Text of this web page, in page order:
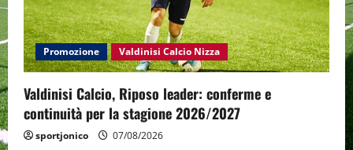
Promozione Valdinisi Calcio Nizza
Valdinisi Calcio, Riposo leader: conferme e
continuità per la stagione 2026/2027
sportjonico 07/08/2026